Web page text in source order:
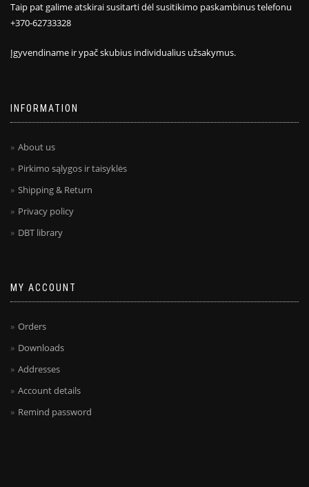
Taip pat galime atskirai susitarti dėl susitikimo paskambinus telefonu
+370-62733328
Įgyvendiname ir ypač skubius individualius užsakymus.
INFORMATION
About us
Pirkimo sąlygos ir taisyklės
Shipping & Return
Privacy policy
DBT library
MY ACCOUNT
Orders
Downloads
Addresses
Account details
Remind password